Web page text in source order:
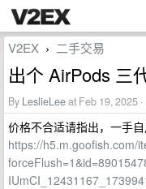
V2EX › 二手交易
出个 AirPods 三
By LeslieLeeat Feb 19, 2025
价格不合适请指出，一手
https://h5.m.goofish.com/